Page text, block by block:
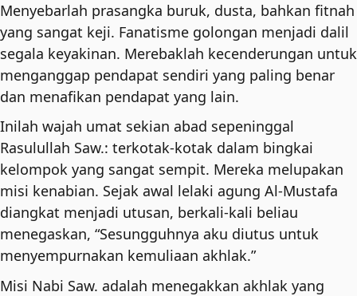
Menyebarlah prasangka buruk, dusta, bahkan fitnah
yang sangat keji. Fanatisme golongan menjadi dalil
segala keyakinan. Merebaklah kecenderungan untuk
menganggap pendapat sendiri yang paling benar
dan menafikan pendapat yang lain.
Inilah wajah umat sekian abad sepeninggal
Rasulullah Saw.: terkotak-kotak dalam bingkai
kelompok yang sangat sempit. Mereka melupakan
misi kenabian. Sejak awal lelaki agung Al-Mustafa
diangkat menjadi utusan, berkali-kali beliau
menegaskan, “Sesungguhnya aku diutus untuk
menyempurnakan kemuliaan akhlak.”
Misi Nabi Saw. adalah menegakkan akhlak yang